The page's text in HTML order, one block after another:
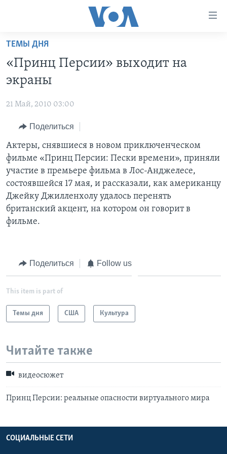
Перейти
основной
контент
Перейти
навигации
Перейти
поиск
ПРОГРАММЫ
НОВОСТИ ЗА МИНУТУ
ИТОГИ
ПОЧЕМУ ЭТО ВАЖНО?
ДИСКУССИЯ VOA
ДЕТАЛИ
НЬЮ-ЙОРК NEW YORK
АМЕРИКА. БОЛЬШОЕ ПУТЕШЕСТВИЕ
ПРОЕКТЫ
УЧИМ АНГЛИЙСКИЙ
НАША АМЕРИКАНСКАЯ ИСТОРИЯ
А КАК В АМЕРИКЕ?
АРТЕФАКТЫ
АМЕРИКАНСКИЕ ГОРОДКИ
ТЕСТЫ
ЭКСПЕРТИЗА
ИНТЕРВЬЮ
ФАКТЫ ПРОТИВ ФЕЙКОВ
ЗА СВОБОДУ ПРЕССЫ
УЧИМ АНГЛИЙСКИЙ
ВИДЕО
ПОДПИСКА НА НОВОСТИ
Языки
ТЕМЫ ДНЯ
«Принц Персии» выходит на
экраны
21 Май, 2010 03:00
Поделиться
Актеры, снявшиеся в новом приключенческом
фильме «Принц Персии: Пески времени», приняли
участие в премьере фильма в Лос-Анджелесе,
состоявшейся 17 мая, и рассказали, как американцу
Джейку Джилленхолу удалось перенять
британский акцент, на котором он говорит в
фильме.
Поделиться Follow us
This item is part of
Темы дня США Культура
Читайте также
видеосюжет
Принц Персии: реальные опасности виртуального мира
СОЦИАЛЬНЫЕ СЕТИ